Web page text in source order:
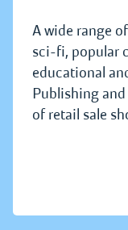
A wide range
sci-fi, popular
educational
Publishing
of retail sale